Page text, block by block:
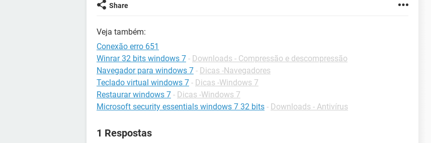
Share
Veja também:
Conexão erro 651
Winrar 32 bits windows 7 - Downloads - Compressão e descompressão
Navegador para windows 7 - Dicas -Navegadores
Teclado virtual windows 7 - Dicas -Windows 7
Restaurar windows 7 - Dicas -Windows 7
Microsoft security essentials windows 7 32 bits - Downloads - Antivírus
1 Respostas